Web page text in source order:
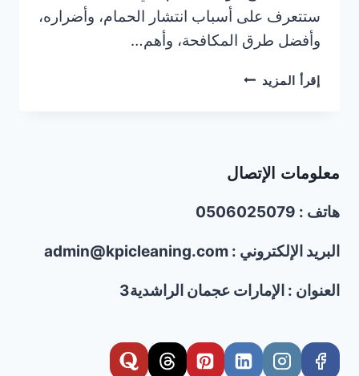
ستتعرف على أسباب انتشار الحمام، وأضراره،
وأفضل طرق المكافحة، وأهم…
إقرأ المزيد شركة
القيوين/0506025079
معلومات الإتصال
هاتف : 0506025079
البريد الإلكتروني : admin@kpicleaning.com
العنوان : الإمارات عجمان الراشدية3